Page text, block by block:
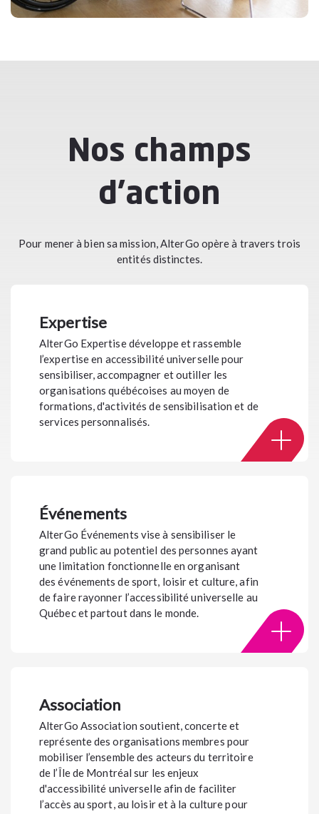
Nos champs
d'action
Pour mener à bien sa mission, AlterGo opère à travers trois
entités distinctes.
Expertise
AlterGo Expertise développe et rassemble
l’expertise en accessibilité universelle pour
sensibiliser, accompagner et outiller les
organisations québécoises au moyen de
formations, d'activités de sensibilisation et de
services personnalisés.
Événements
AlterGo Événements vise à sensibiliser le
grand public au potentiel des personnes ayant
une limitation fonctionnelle en organisant
des événements de sport, loisir et culture, afin
de faire rayonner l’accessibilité universelle au
Québec et partout dans le monde.
Association
AlterGo Association soutient, concerte et
représente des organisations membres pour
mobiliser l’ensemble des acteurs du territoire
de l’Île de Montréal sur les enjeux
d'accessibilité universelle afin de faciliter
l’accès au sport, au loisir et à la culture pour